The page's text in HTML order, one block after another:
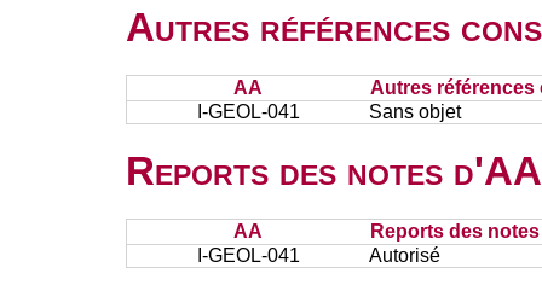
Autres références
AA
Autres références
I-GEOL-041
Sans objet
Reports des notes
AA
Reports des
I-GEOL-041
Autorisé